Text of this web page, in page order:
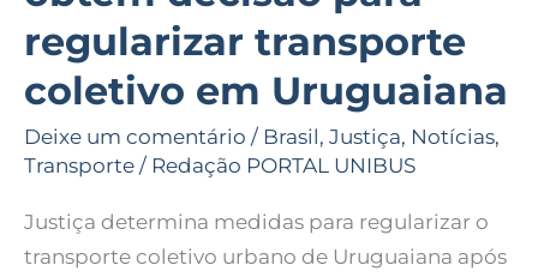
regularizar transporte
coletivo em Uruguaiana
Deixe um comentário / Brasil, Justiça, Notícias,
Transporte / Redação PORTAL UNIBUS
Justiça determina medidas para regularizar o
transporte coletivo urbano de Uruguaiana após